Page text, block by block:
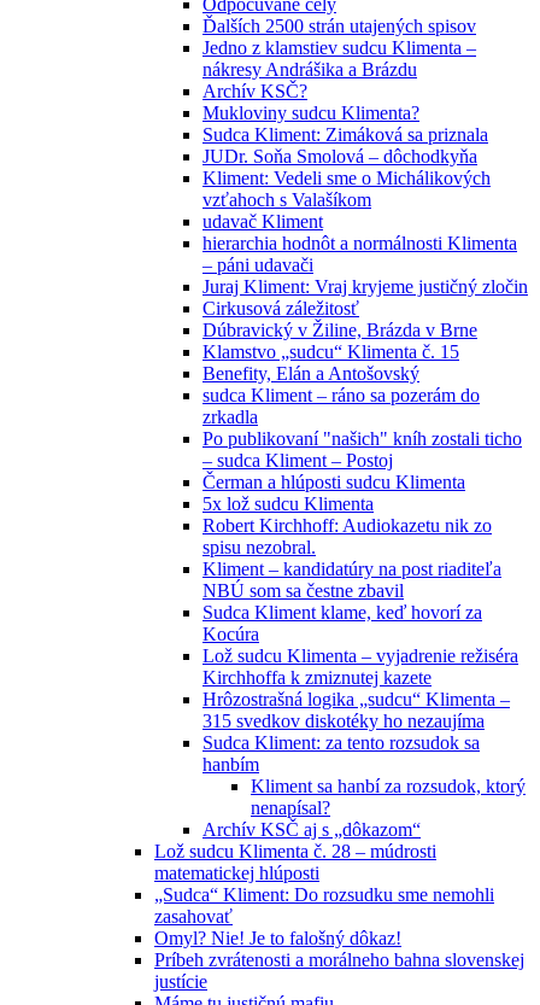
Ďalších 2500 strán utajených spisov
Jedno z klamstiev sudcu Klimenta –
nákresy Andrášika a Brázdu
Archív KSČ?
Mukloviny sudcu Klimenta?
Sudca Kliment: Zimáková sa priznala
JUDr. Soňa Smolová – dôchodkyňa
Kliment: Vedeli sme o Michálikových
vzťahoch s Valašíkom
udavač Kliment
hierarchia hodnôt a normálnosti Klimenta
– páni udavači
Juraj Kliment: Vraj kryjeme justičný zločin
Cirkusová záležitosť
Dúbravický v Žiline, Brázda v Brne
Klamstvo „sudcu“ Klimenta č. 15
Benefity, Elán a Antošovský
sudca Kliment – ráno sa pozerám do
zrkadla
Po publikovaní "našich" kníh zostali ticho
– sudca Kliment – Postoj
Čerman a hlúposti sudcu Klimenta
5x lož sudcu Klimenta
Robert Kirchhoff: Audiokazetu nik zo
spisu nezobral.
Kliment – kandidatúry na post riaditeľa
NBÚ som sa čestne zbavil
Sudca Kliment klame, keď hovorí za
Kocúra
Lož sudcu Klimenta – vyjadrenie režiséra
Kirchhoffa k zmiznutej kazete
Hrôzostrašná logika „sudcu“ Klimenta –
315 svedkov diskotéky ho nezaujíma
Sudca Kliment: za tento rozsudok sa
hanbím
Kliment sa hanbí za rozsudok, ktorý
nenapísal?
Archív KSČ aj s „dôkazom“
Lož sudcu Klimenta č. 28 – múdrosti
matematickej hlúposti
„Sudca“ Kliment: Do rozsudku sme nemohli
zasahovať
Omyl? Nie! Je to falošný dôkaz!
Príbeh zvrátenosti a morálneho bahna slovenskej
justície